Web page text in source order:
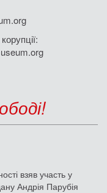
взяв участь у
Андрія Парубія